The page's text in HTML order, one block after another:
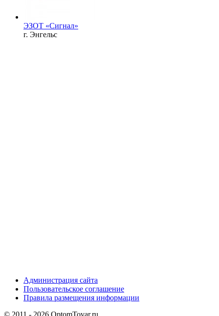
ЭЗОТ «Сигнал»
г. Энгельс
Администрация сайта
Пользовательское соглашение
Правила размещения информации
© 2011 - 2026 OptomTovar.ru